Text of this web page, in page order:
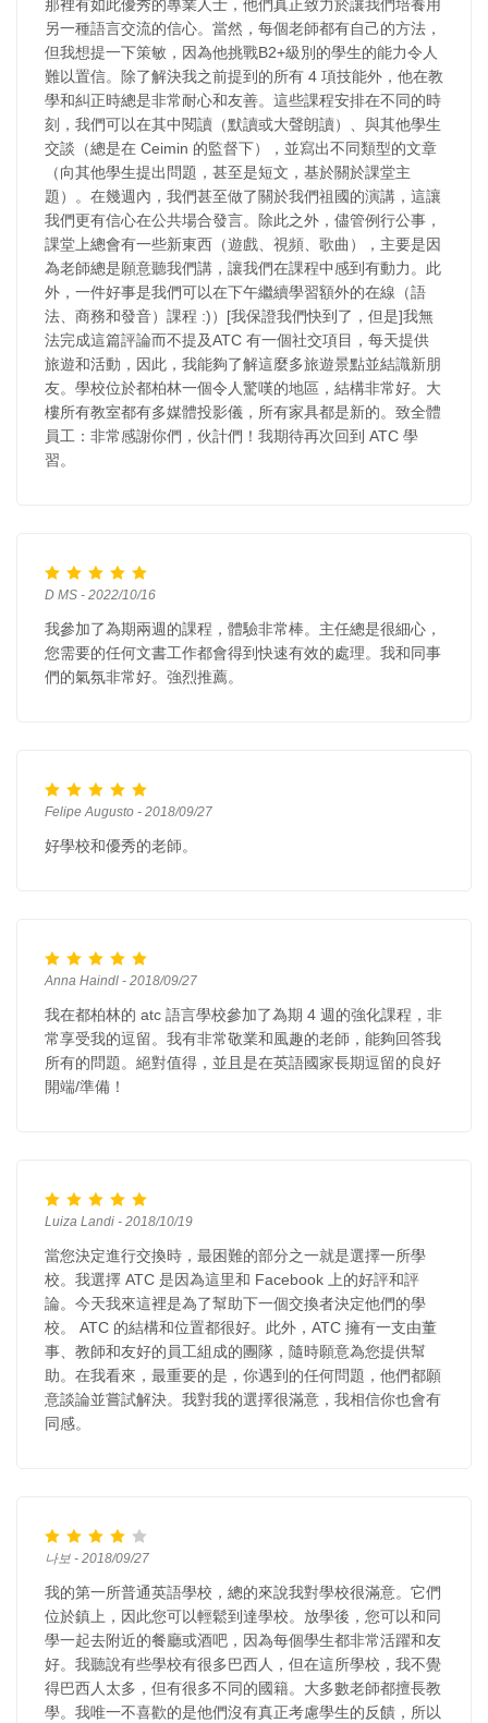
那裡有如此優秀的專業人士，他們真正致力於讓我們培養用
另一種語言交流的信心。當然，每個老師都有自己的方法，
但我想提一下策敏，因為他挑戰B2+級別的學生的能力令人
難以置信。除了解決我之前提到的所有 4 項技能外，他在教
學和糾正時總是非常耐心和友善。這些課程安排在不同的時
刻，我們可以在其中閱讀（默讀或大聲朗讀）、與其他學生
交談（總是在 Ceimin 的監督下），並寫出不同類型的文章
（向其他學生提出問題，甚至是短文，基於關於課堂主
題）。在幾週內，我們甚至做了關於我們祖國的演講，這讓
我們更有信心在公共場合發言。除此之外，儘管例行公事，
課堂上總會有一些新東西（遊戲、視頻、歌曲），主要是因
為老師總是願意聽我們講，讓我們在課程中感到有動力。此
外，一件好事是我們可以在下午繼續學習額外的在線（語
法、商務和發音）課程 :)）[我保證我們快到了，但是]我無
法完成這篇評論而不提及ATC 有一個社交項目，每天提供
旅遊和活動，因此，我能夠了解這麼多旅遊景點並結識新朋
友。學校位於都柏林一個令人驚嘆的地區，結構非常好。大
樓所有教室都有多媒體投影儀，所有家具都是新的。致全體
員工：非常感謝你們，伙計們！我期待再次回到 ATC 學
習。
D MS - 2022/10/16
我參加了為期兩週的課程，體驗非常棒。主任總是很細心，
您需要的任何文書工作都會得到快速有效的處理。我和同事
們的氣氛非常好。強烈推薦。
Felipe Augusto - 2018/09/27
好學校和優秀的老師。
Anna Haindl - 2018/09/27
我在都柏林的 atc 語言學校參加了為期 4 週的強化課程，非
常享受我的逗留。我有非常敬業和風趣的老師，能夠回答我
所有的問題。絕對值得，並且是在英語國家長期逗留的良好
開端/準備！
Luiza Landi - 2018/10/19
當您決定進行交換時，最困難的部分之一就是選擇一所學
校。我選擇 ATC 是因為這里和 Facebook 上的好評和評
論。今天我來這裡是為了幫助下一個交換者決定他們的學
校。 ATC 的結構和位置都很好。此外，ATC 擁有一支由董
事、教師和友好的員工組成的團隊，隨時願意為您提供幫
助。在我看來，最重要的是，你遇到的任何問題，他們都願
意談論並嘗試解決。我對我的選擇很滿意，我相信你也會有
同感。
나보 - 2018/09/27
我的第一所普通英語學校，總的來說我對學校很滿意。它們
位於鎮上，因此您可以輕鬆到達學校。放學後，您可以和同
學一起去附近的餐廳或酒吧，因為每個學生都非常活躍和友
好。我聽說有些學校有很多巴西人，但在這所學校，我不覺
得巴西人太多，但有很多不同的國籍。大多數老師都擅長教
學。我唯一不喜歡的是他們沒有真正考慮學生的反饋，所以